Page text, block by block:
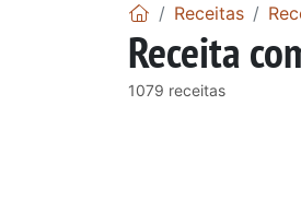
Receitas
Receita
1079 receitas